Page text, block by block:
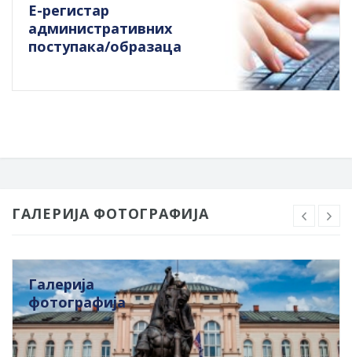
Е-регистар
административних
поступака/образаца
ГАЛЕРИЈА ФОТОГРАФИЈА
Галерија
фотографија